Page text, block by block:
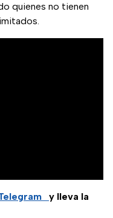
quienes no tienen
y lleva la